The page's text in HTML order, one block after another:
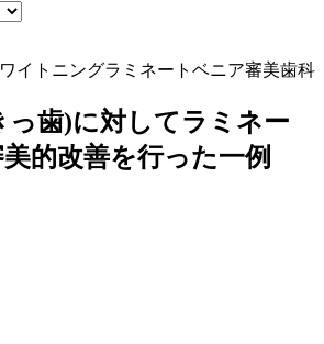
イトニングラミネートベニア審美歯科
っ歯)に対してラミネー
的改善を行った一例